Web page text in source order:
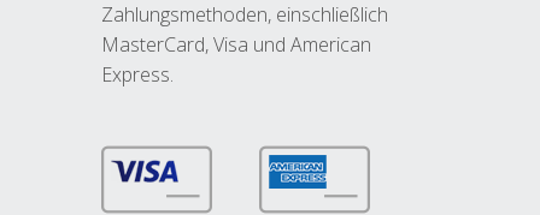
Zahlungsmethoden, einschließlich
MasterCard, Visa und American
Express.